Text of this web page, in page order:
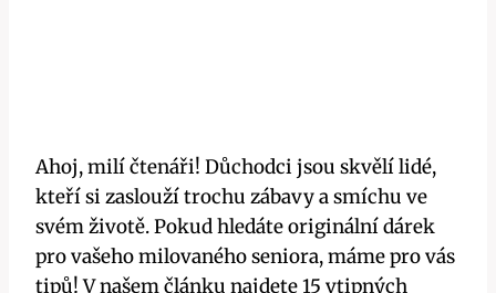
Ahoj, milí čtenáři! Důchodci jsou skvělí lidé,
kteří si zaslouží trochu zábavy a smíchu ve
svém životě. Pokud hledáte originální dárek
pro vašeho milovaného seniora, máme pro vás
tipů! V našem článku najdete 15 vtipných